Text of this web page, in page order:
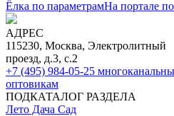
Ёлка по параметрамНа портале
АДРЕС
115230, Москва, Электролитный
проезд, д.3, с.2
+7 (495) 984-05-25
оптовикам
ПОДКАТАЛОГ РАЗДЕЛА
Лето Дача Сад